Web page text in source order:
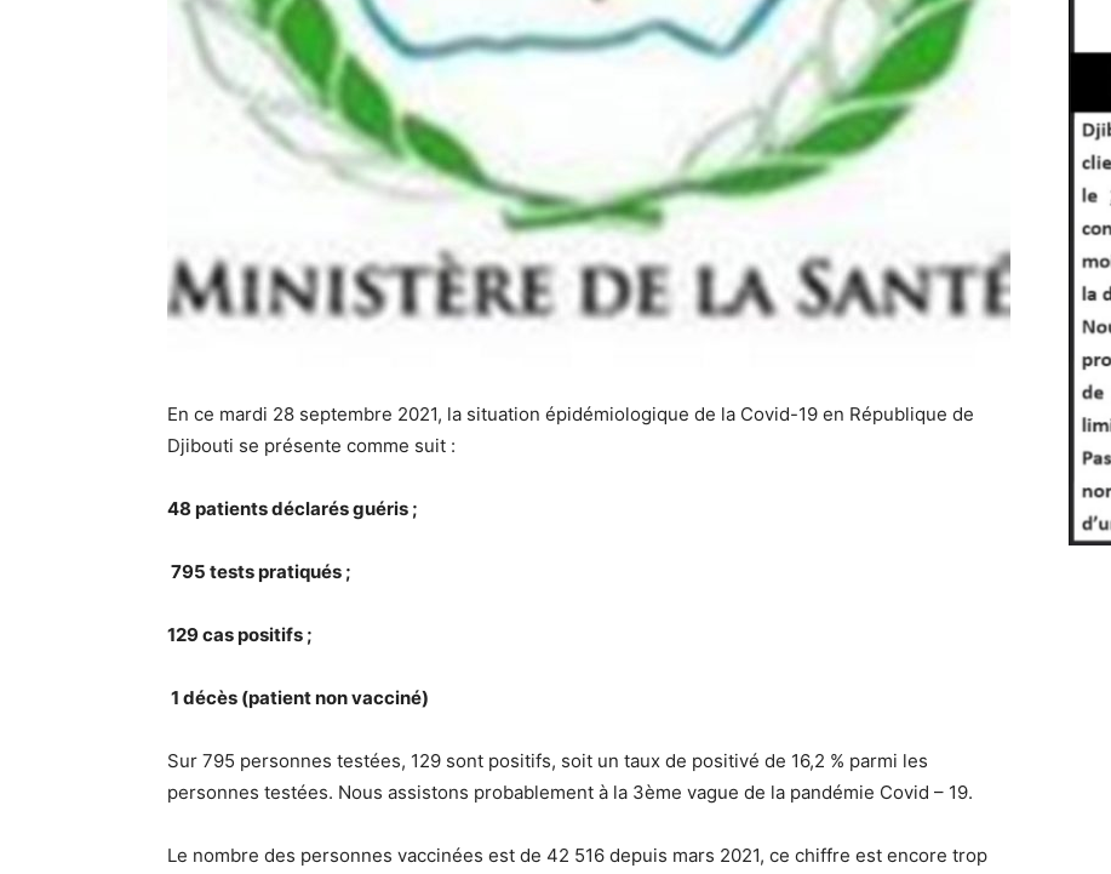
En ce mardi 28 septembre 2021, la situation épidémiologique de la Covid-19 en République de
Djibouti se présente comme suit :
48 patients déclarés guéris ;
795 tests pratiqués ;
129 cas positifs ;
1 décès (patient non vacciné)
Sur 795 personnes testées, 129 sont positifs, soit un taux de positivé de 16,2 % parmi les
personnes testées. Nous assistons probablement à la 3ème vague de la pandémie Covid – 19.
Le nombre des personnes vaccinées est de 42 516 depuis mars 2021, ce chiffre est encore trop